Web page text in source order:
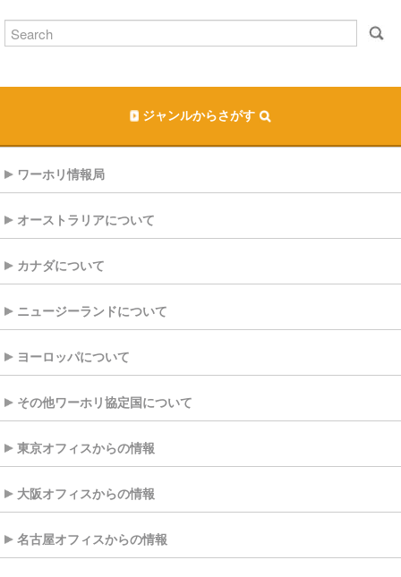
ジャンルからさがす
ワーホリ情報局
オーストラリアについて
カナダについて
ニュージーランドについて
ヨーロッパについて
その他ワーホリ協定国について
東京オフィスからの情報
大阪オフィスからの情報
名古屋オフィスからの情報